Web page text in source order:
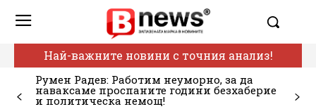
Най-важните новини с точния анализ!
Румен Радев: Работим неуморно, за да
наваксаме проспаните години безхаберие
и политическа немощ!